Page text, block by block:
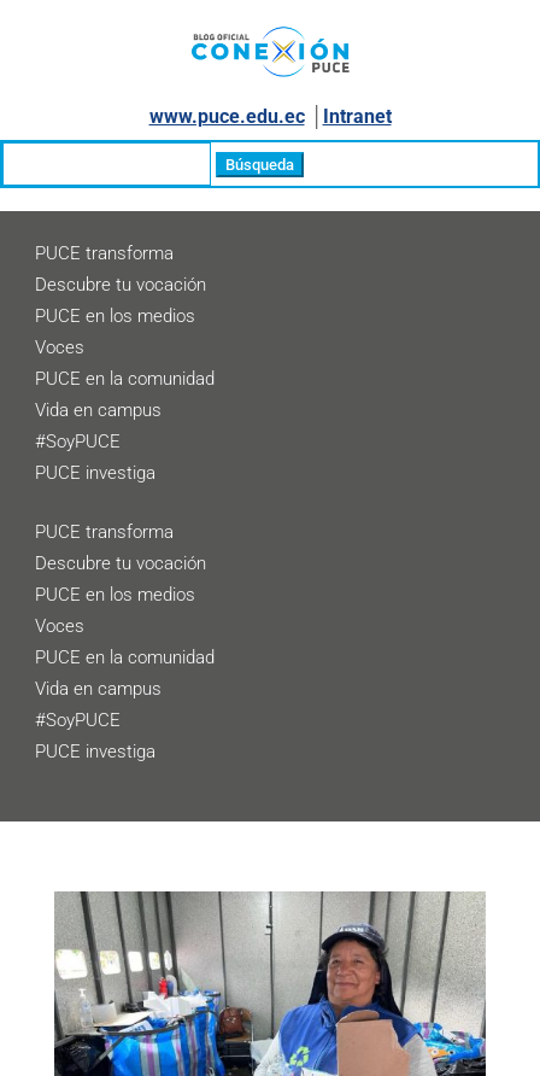
www.puce.edu.ec│ Intranet
PUCE transforma
Descubre tu vocación
PUCE en los medios
Voces
PUCE en la comunidad
Vida en campus
#SoyPUCE
PUCE investiga
PUCE transforma
Descubre tu vocación
PUCE en los medios
Voces
PUCE en la comunidad
Vida en campus
#SoyPUCE
PUCE investiga